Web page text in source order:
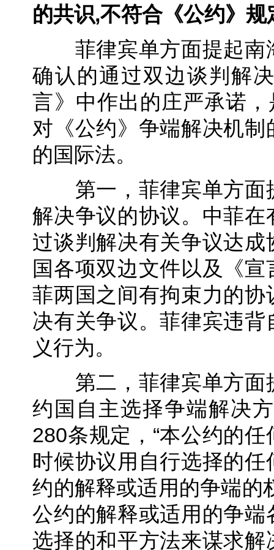
的共识,不符合《公约》规
菲律宾单方面提起南
确认的通过双边谈判解
言》中作出的庄严承诺
对《公约》争端解决机
的国际法。
第一，菲律宾单方面
解决争议的协议。中菲
过谈判解决有关争议达
国各项双边文件以及《
菲两国之间有拘束力的
决有关争议。菲律宾违
义行为。
第二，菲律宾单方面
约国自主选择争端解决
280条规定，“本公约的
时候协议用自行选择的
约的解释或适用的争端的
公约的解释或适用的争
选择的和平方法来谋求